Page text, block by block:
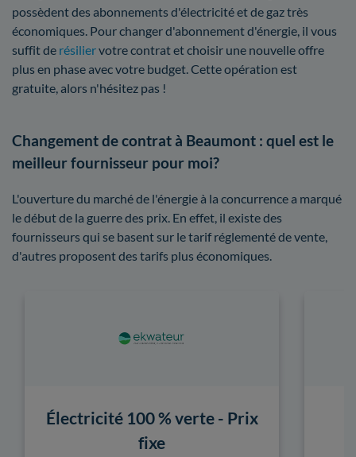
possèdent des abonnements d'électricité et de gaz très
économiques. Pour changer d'abonnement d'énergie, il vous
suffit de résiliervotre contrat et choisir une nouvelle offre
plus en phase avec votre budget. Cette opération est
gratuite, alors n'hésitez pas !
Changement de contrat à Beaumont : quel est le
meilleur fournisseur pour moi?
L'ouverture du marché de l'énergie à la concurrence a marqué
le début de la guerre des prix. En effet, il existe des
fournisseurs qui se basent sur le tarif réglementé de vente,
d'autres proposent des tarifs plus économiques.
Électricité 100 % verte - Prix
fixe